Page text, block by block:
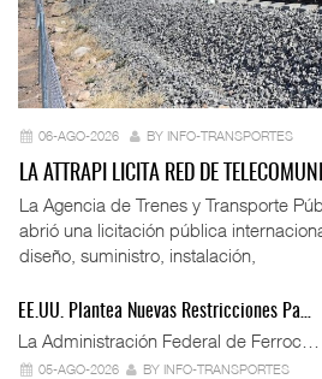
06-AGO-2026 BY INFO-TRANSPORTES
LA ATTRAPI LICITA RED DE
La Agencia de Trenes y Transporte
abrió una licitación pública
diseño, suministro, instalación,
EE.UU. Plantea Nuevas Restricciones Pa…
La Administración Federal de Ferroc…
05-AGO-2026 BY INFO-TRANSPORTES